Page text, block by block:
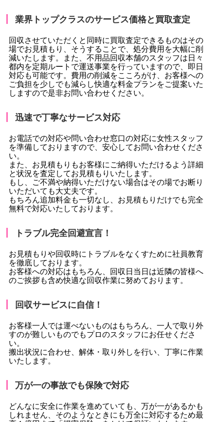
業界トップクラスのサービス価格と買取査定
回収させていただくと同時に買取査定できるものはその
場でお見積もり、そうすることで、処分費用を大幅に削
減いたします。また、不用品回収本舗のスタッフは日々
都内を定期ルートで運送事業を行っていますので、即日
対応も可能です。費用の削減をこころがけ、お客様への
ご負担を少しでも減らし快適な料金プランをご提案いた
しますので是非お問い合わせください。
迅速で丁寧なサービス対応
お電話での対応や問い合わせ窓口の対応に女性スタッフ
を準備しておりますので、安心してお問い合わせくださ
い。
また、お見積もりもお客様にご納得いただけるよう詳細
と状況を査定してお見積もりいたします。
もし、ご不満や納得いただけない場合はその場でお断り
いただいても大丈夫です。
もちろん追加料金も一切なし、お見積もりだけでも完全
無料で対応いたしております。
トラブル完全回避宣言！
お見積もりや回収時にトラブルをなくすために社員教育
を徹底しております。
お客様への対応はもちろん、回収日当日は近隣の皆様へ
のご挨拶も含め快適な回収作業に努めております。
回収サービスに自信！
お客様一人では運べないものはもちろん、一人で取り外
すのが難しいものでもプロのスタッフにお任せくださ
い。
搬出状況に合わせ、解体・取り外しを行い、丁寧に作業
いたします。
万が一の事故でも保険で対応
どんなに安全に作業を進めていても、万が一があるかも
しれません、そのようなときにも万全に対応するため最